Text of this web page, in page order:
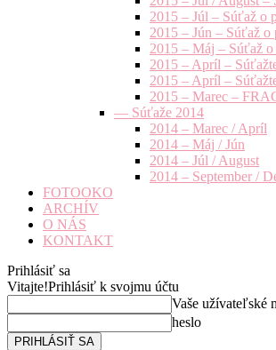
2015 – Júl – Súťaž o
2015 – Jún – Súťaž
2015 – Máj – Súťaž
2015 – Apríl –
2015 – Apríl –
2015 – Marec –
— Súťaže 2014
2014 – Marec / Apríl
2014 – Máj / Jún
2014 – Júl / August
2014 – September /
FOTOOKO
ARCHÍV
O NÁS
KONTAKT
Prihlásiť sa
Vitajte!Prihlásiť k svojmu účtu
Vaše užívateľské
heslo